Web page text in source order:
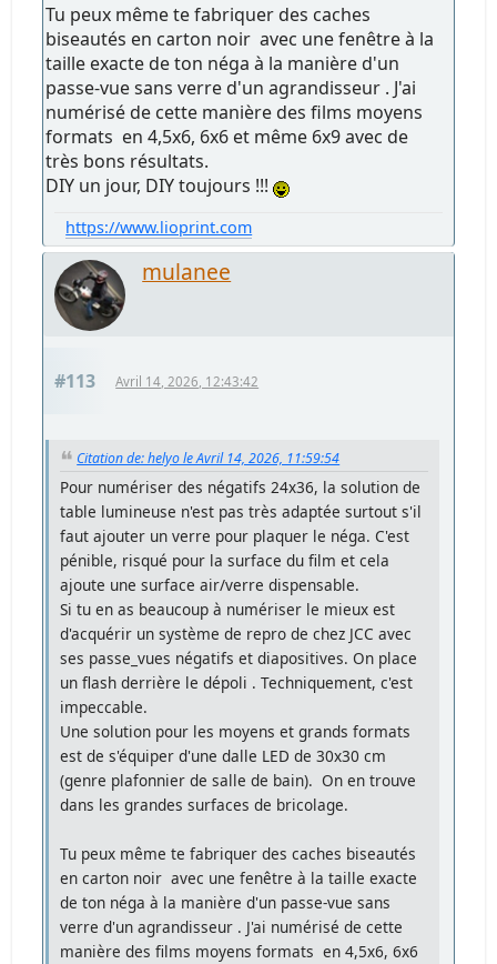
Tu peux même te fabriquer des caches
biseautés en carton noir avec une fenêtre à la
taille exacte de ton néga à la manière d'un
passe-vue sans verre d'un agrandisseur . J'ai
numérisé de cette manière des films moyens
formats en 4,5x6, 6x6 et même 6x9 avec de
très bons résultats.
DIY un jour, DIY toujours !!!
https://www.lioprint.com
mulanee
#113 Avril 14, 2026, 12:43:42
Citation de: helyo le Avril 14, 2026, 11:59:54
Pour numériser des négatifs 24x36, la solution de
table lumineuse n'est pas très adaptée surtout s'il
faut ajouter un verre pour plaquer le néga. C'est
pénible, risqué pour la surface du film et cela
ajoute une surface air/verre dispensable.
Si tu en as beaucoup à numériser le mieux est
d'acquérir un système de repro de chez JCC avec
ses passe_vues négatifs et diapositives. On place
un flash derrière le dépoli . Techniquement, c'est
impeccable.
Une solution pour les moyens et grands formats
est de s'équiper d'une dalle LED de 30x30 cm
(genre plafonnier de salle de bain). On en trouve
dans les grandes surfaces de bricolage.
Tu peux même te fabriquer des caches biseautés
en carton noir avec une fenêtre à la taille exacte
de ton néga à la manière d'un passe-vue sans
verre d'un agrandisseur . J'ai numérisé de cette
manière des films moyens formats en 4,5x6, 6x6